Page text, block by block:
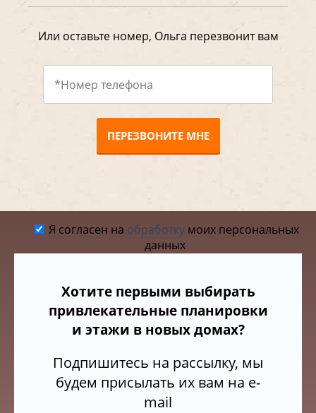
Или оставьте номер, Ольга перезвонит вам
ПЕРЕЗВОНИТЕ МНЕ
Я согласен на обработкумоих персональных
данных
Хотите первыми выбирать
привлекательные планировки
и этажи в новых домах?
Подпишитесь на рассылку, мы
будем присылать их вам на e-
mail